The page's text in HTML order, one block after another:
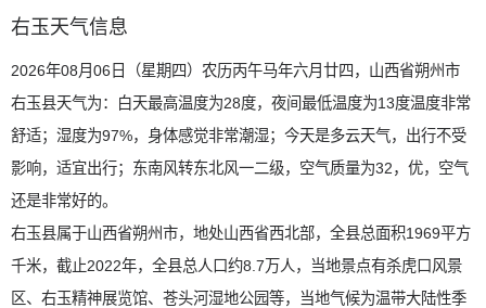
右玉天气信息
2026年08月06日（星期四）农历丙午马年六月廿四，山西省朔州市
右玉县天气为：白天最高温度为28度，夜间最低温度为13度温度非常
舒适；湿度为97%，身体感觉非常潮湿；今天是多云天气，出行不受
影响，适宜出行；东南风转东北风一二级，空气质量为32，优，空气
还是非常好的。
右玉县属于山西省朔州市，地处山西省西北部，全县总面积1969平方
千米，截止2022年，全县总人口约8.7万人，当地景点有杀虎口风景
区、右玉精神展览馆、苍头河湿地公园等，当地气候为温带大陆性季